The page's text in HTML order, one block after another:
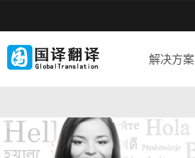
解决方案